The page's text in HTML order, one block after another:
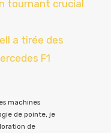
tournant crucial
a tirée des
F1
machines
de pointe, je
de